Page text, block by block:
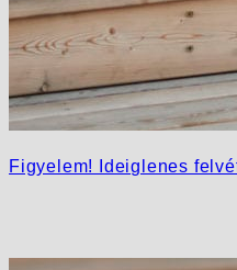
Figyelem! Ideiglenes